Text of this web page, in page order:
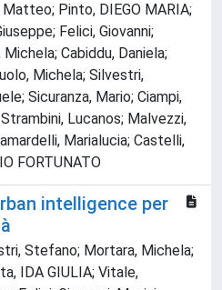
Pinto, DIEGO MARIA;
Felici, Giovanni;
Cabiddu, Daniela;
Michela; Silvestri,
Sicuranza, Mario; Ciampi,
Lucanos; Malvezzi,
Marialucia; Castelli,
FORTUNATO
intelligence per
Stefano; Mortara, Michela;
IDA GIULIA; Vitale,